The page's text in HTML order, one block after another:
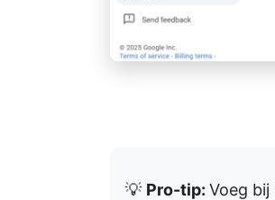
💡 Pro-tip: Voeg